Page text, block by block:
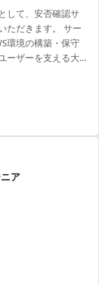
して、安否確認サ
ただきます。 サー
環境の構築・保守
ーザーを支える大
との技術調整 ・シ
場所でアクセスが
られる ・長期で安
ア